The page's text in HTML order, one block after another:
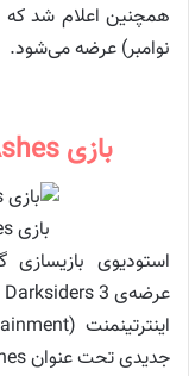
نوامبر) عرضه می‌شود.
بازی Remnant: From the Ashes
بازی Remnant: From the Ashes
جدیدی تحت عنوان Remnant: From The Ashes همکاری می‌کند.